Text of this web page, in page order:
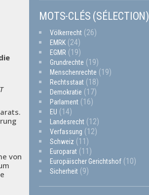
von
MOTS-CLÉS (SÉLECTION)
Völkerrecht (26)
EMRK (24)
EGMR (19)
Grundrechte (19)
Menschenrechte (19)
Rechtsstaat (18)
Demokratie (17)
Parlament (16)
EU (14)
Landesrecht (12)
Verfassung (12)
Schweiz (11)
Europarat (11)
Europäischer Gerichtshof (10)
Sicherheit (9)